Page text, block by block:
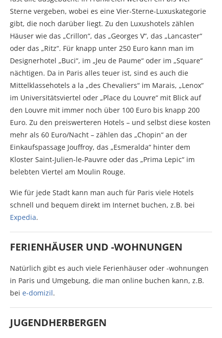
Sterne vergeben, wobei es eine Vier-Sterne-Luxuskategorie
gibt, die noch darüber liegt. Zu den Luxushotels zählen
Häuser wie das „Crillon“, das „Georges V“, das „Lancaster“
oder das „Ritz“. Für knapp unter 250 Euro kann man im
Designerhotel „Buci“, im „Jeu de Paume“ oder im „Square“
nächtigen. Da in Paris alles teuer ist, sind es auch die
Mittelklassehotels a la „des Chevaliers“ im Marais, „Lenox“
im Universitätsviertel oder „Place du Louvre“ mit Blick auf
den Louvre mit immer noch über 100 Euro bis knapp 200
Euro. Zu den preiswerteren Hotels – und selbst diese kosten
mehr als 60 Euro/Nacht – zählen das „Chopin“ an der
Einkaufspassage Jouffroy, das „Esmeralda“ hinter dem
Kloster Saint-Julien-le-Pauvre oder das „Prima Lepic“ im
belebten Viertel am Moulin Rouge.
Wie für jede Stadt kann man auch für Paris viele Hotels
schnell und bequem direkt im Internet buchen, z.B. bei
Expedia.
FERIENHÄUSER UND -WOHNUNGEN
Natürlich gibt es auch viele Ferienhäuser oder -wohnungen
in Paris und Umgebung, die man online buchen kann, z.B.
bei e-domizil.
JUGENDHERBERGEN